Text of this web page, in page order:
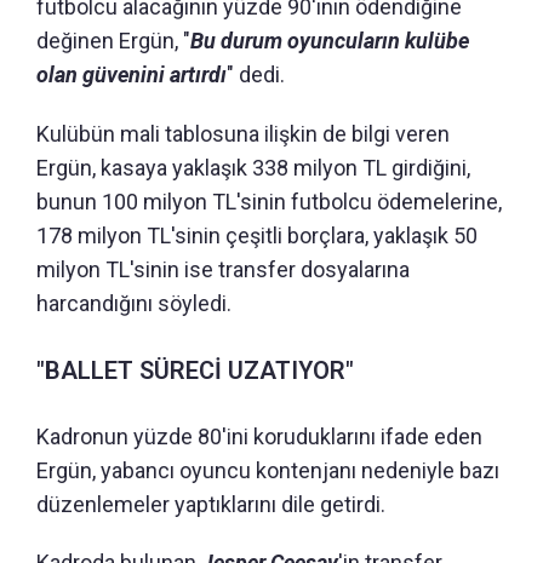
futbolcu alacağının yüzde 90'ının ödendiğine
değinen Ergün, "Bu durum oyuncuların kulübe
olan güvenini artırdı" dedi.
Kulübün mali tablosuna ilişkin de bilgi veren
Ergün, kasaya yaklaşık 338 milyon TL girdiğini,
bunun 100 milyon TL'sinin futbolcu ödemelerine,
178 milyon TL'sinin çeşitli borçlara, yaklaşık 50
milyon TL'sinin ise transfer dosyalarına
harcandığını söyledi.
"BALLET SÜRECİ UZATIYOR"
Kadronun yüzde 80'ini koruduklarını ifade eden
Ergün, yabancı oyuncu kontenjanı nedeniyle bazı
düzenlemeler yaptıklarını dile getirdi.